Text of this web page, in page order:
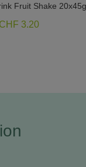
Fruit Shake 20x45g
3.20